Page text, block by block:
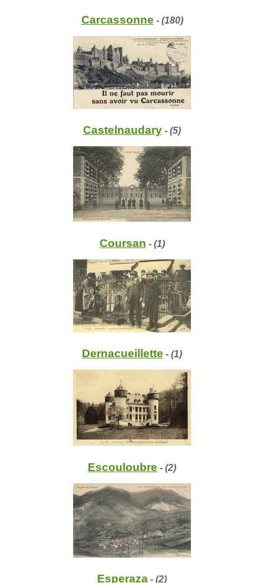
Carcassonne - (180)
Castelnaudary - (5)
Coursan - (1)
Dernacueillette - (1)
Escouloubre - (2)
Esperaza - (2)